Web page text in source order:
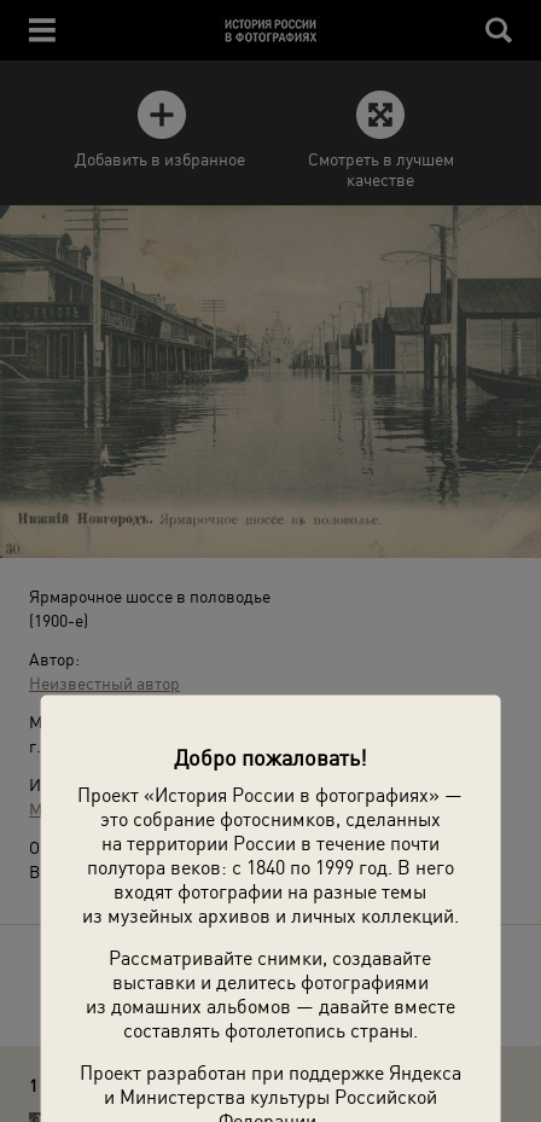
Добро пожаловать!
Проект «История России в фотографиях» —
это собрание фотоснимков, сделанных
на территории России в течение почти
полутора веков: с 1840 по 1999 год. В него
входят фотографии на разные темы
из музейных архивов и личных коллекций.
Рассматривайте снимки, создавайте
выставки и делитесь фотографиями
из домашних альбомов — давайте вместе
составлять фотолетопись страны.
Проект разработан при поддержке Яндекса
и Министерства культуры Российской
Добавить в избранное
Смотреть в лучшем
качестве
Ярмарочное шоссе в половодье
(1900-е)
Автор:
Неизвестный автор
Место съемки:
г. Нижний Новгород
Источники:
МАММ / МДФ
О фотографии:
Выставка«Теперь мы без яти»с этой фотографией.
Расскажите друзьям об этом фото
1 комментарий